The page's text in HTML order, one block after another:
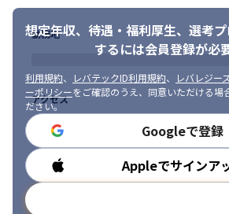
想定年収、待遇・福利厚生、 選考
するには会員登録が必
利用規約、 レバテックID利用規約、
レバレジー
ーポリシーをご確認のうえ、同意いただける場
ださい。
Googleで登録
Appleでサインア
勤務地
アクセス
勤務時間